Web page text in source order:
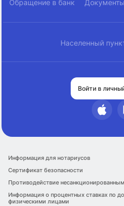
Обращение в банк Документы
Населенный
Войти в
Информация для нотариусов
Сертификат безопасности
Противодействие
Информация о процентных ставках по
физическими лицами